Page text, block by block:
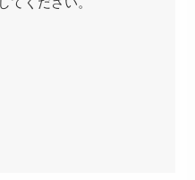
てください。